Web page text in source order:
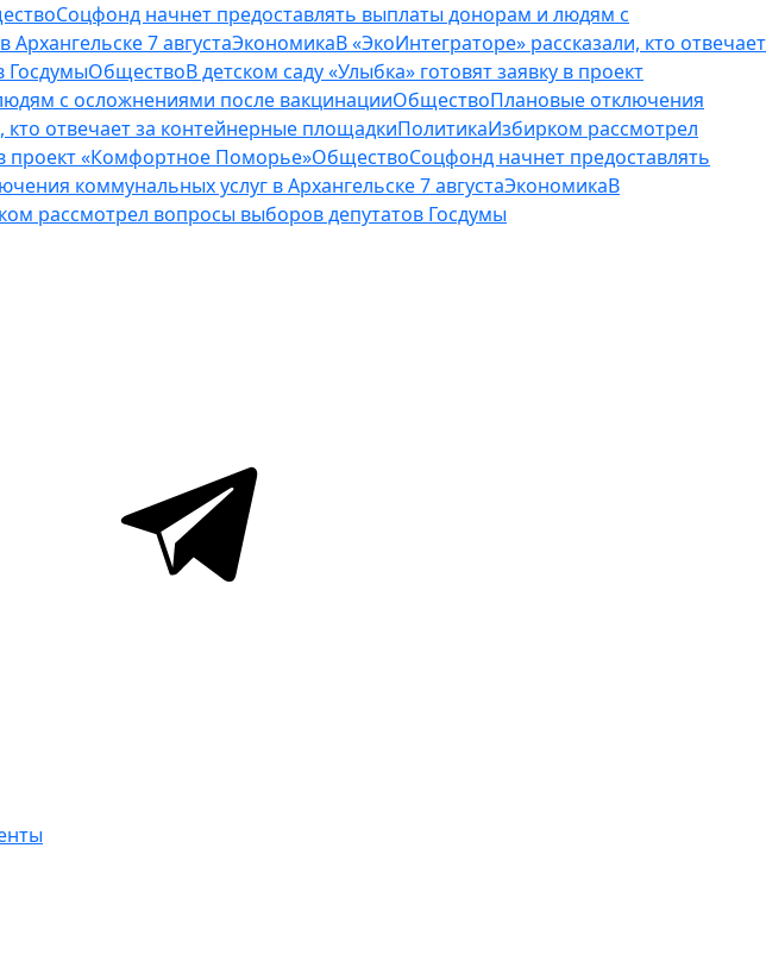
Соцфонд начнет предоставлять выплаты донорам и людям с
7 августаЭкономикаВ «ЭкоИнтеграторе» рассказали, кто отвечает
ГосдумыОбществоВ детском саду «Улыбка» готовят заявку в проект
с осложнениями после вакцинацииОбществоПлановые отключения
кто отвечает за контейнерные площадкиПолитикаИзбирком рассмотрел
в проект «Комфортное Поморье»ОбществоСоцфонд начнет предоставлять
коммунальных услуг в Архангельске 7 августаЭкономикаВ
рассмотрел вопросы выборов депутатов Госдумы